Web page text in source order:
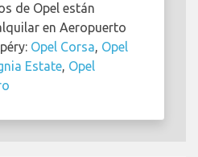
de Opel están
en Aeropuerto
Opel Corsa, Opel
Estate, Opel